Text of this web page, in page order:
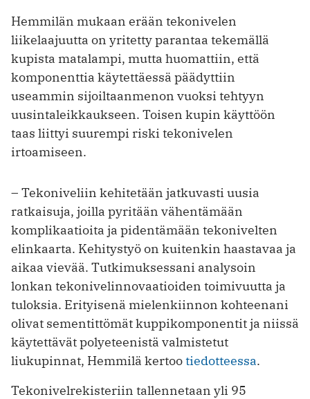
Hemmilän mukaan erään tekonivelen
liikelaajuutta on yritetty parantaa tekemällä
kupista matalampi, mutta huomattiin, että
komponenttia käytettäessä päädyttiin
useammin sijoiltaanmenon vuoksi tehtyyn
uusintaleikkaukseen. Toisen kupin käyttöön
taas liittyi suurempi riski tekonivelen
irtoamiseen.
– Tekoniveliin kehitetään jatkuvasti uusia
ratkaisuja, joilla pyritään vähentämään
komplikaatioita ja pidentämään tekonivelten
elinkaarta. Kehitystyö on kuitenkin haastavaa ja
aikaa vievää. Tutkimuksessani analysoin
lonkan tekonivelinnovaatioiden toimivuutta ja
tuloksia. Erityisenä mielenkiinnon kohteenani
olivat sementittömät kuppikomponentit ja niissä
käytettävät polyeteenistä valmistetut
liukupinnat, Hemmilä kertootiedotteessa.
Tekonivelrekisteriin tallennetaan yli 95